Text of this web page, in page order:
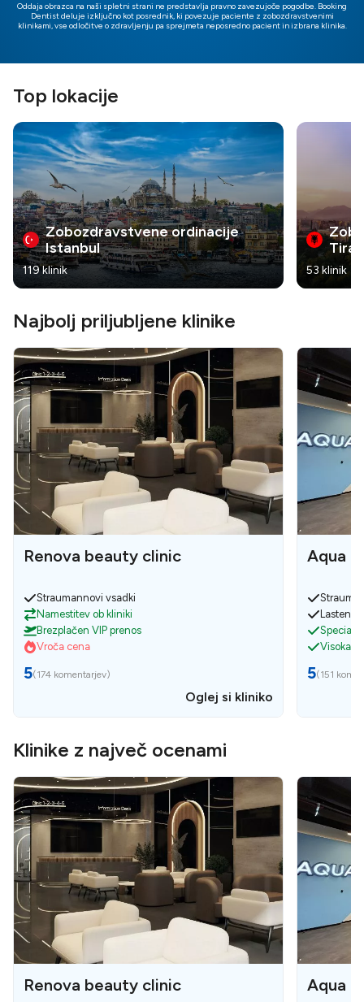
Oddaja obrazca na naši spletni strani ne predstavlja pravno zavezujoče pogodbe. Booking
Dentist deluje izključno kot posrednik, ki povezuje paciente z zobozdravstvenimi
klinikami, vse odločitve o zdravljenju pa sprejmeta neposredno pacient in izbrana klinika.
Top lokacije
Zobozdravstvene ordinacije
Istanbul
119 klinik 53 klinik
Najbolj priljubljene klinike
Renova beauty clinic
Straumannovi vsadki
Namestitev ob kliniki
Brezplačen VIP prenos
Vroča cena
5(174 komentarjev)
Oglej si kliniko
Aqua
Lasten
Visoka
5(151
Klinike z največ ocenami
Renova beauty clinic Aqua